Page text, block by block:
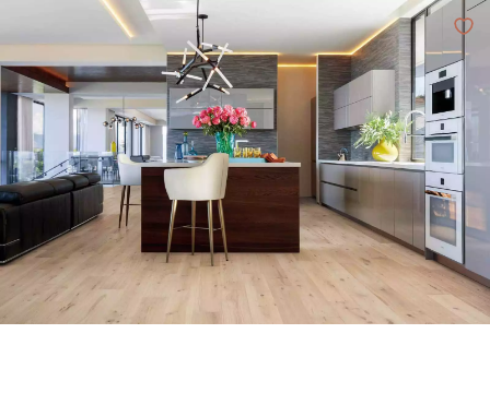
SOL PLAQUÉ BOIS VERITABLES
PARQUETS À MOTIFS
TRADITIONNELS
PARQUET EN BOIS EXOTIQUE PARQUET VERNIS
PARQUET HUILÉ PARQUET EN BOIS BRUT
PARQUET VIEILLI PARQUET EN CHÊNE FUMÉ
PARQUET LAMES LARGES XXL PARQUET EN CHÊNE
ACCESSOIRES PARQUET